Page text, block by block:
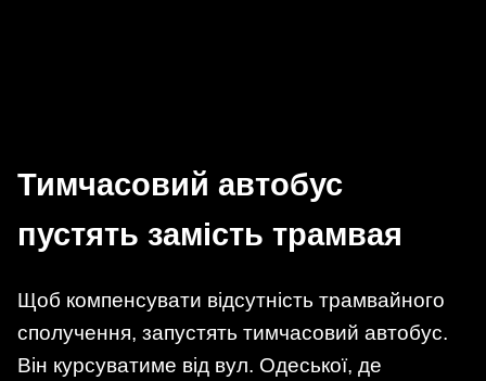
Тимчасовий автобус
пустять замість трамвая
Щоб компенсувати відсутність трамвайного
сполучення, запустять тимчасовий автобус.
Він курсуватиме від вул. Одеської, де